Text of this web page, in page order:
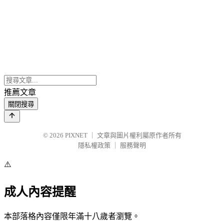
推薦文章
關閉搜尋
© 2026 PIXNET
文章與圖片權利屬原作者所有
隱私權政策
服務聲明
⚠️
成人內容提醒
本部落格內容僅限年滿十八歲者瀏覽。